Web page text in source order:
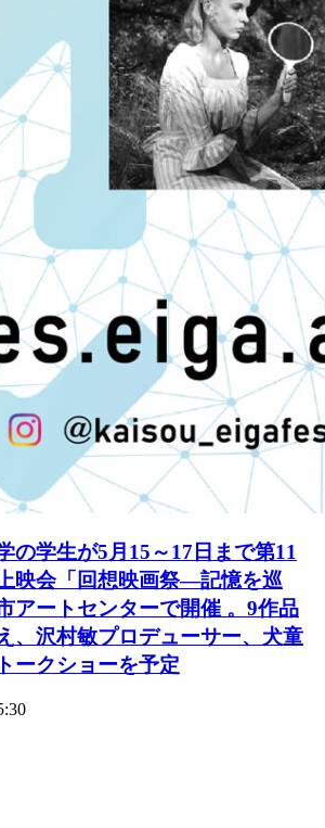
の学生が5月15～17日まで第11
映会「回想映画祭―記憶を巡
アートセンターで開催 。9作品
、沢村敏プロデューサー、犬童
ークショーを予定